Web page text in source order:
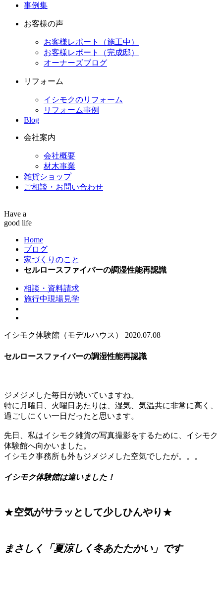
事例集
お客様の声
お客様レポート（施工中）
お客様レポート（完成邸）
オーナーズブログ
リフォーム
イシモクのリフォーム
リフォーム事例
Blog
会社案内
会社概要
材木事業
雑貨ショップ
ご相談・お問い合わせ
Have a
good life
Home
ブログ
家づくりのこと
セルロースファイバーの調湿性能再認識
相談・資料請求
施行中現場見学
イシモク体験館（モデルハウス） 2020.07.08
セルロースファイバーの調湿性能再認識
ジメジメした毎日が続いていますね。
特に月曜日、火曜日あたりは、湿気、気温共に非常に高く、
過ごしにくい一日だったと思います。
先日、私はイシモク雑貨の写真撮影をするために、イシモク
体験館へ向かいました。
イシモク事務所も外もジメジメした空気でしたが。。。
イシモク体験館は違いました！
★空気がサラッとして少しひんやり ★
まさしく「夏涼しく冬あたたかい」です